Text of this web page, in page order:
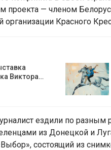
проекта — членом
Красного
Виктора…
ездили по разным
из Донецкой и
состоящий из